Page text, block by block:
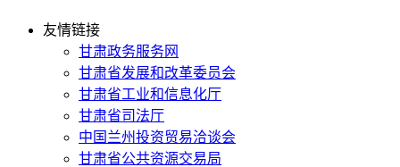
友情链接
甘肃政务服务网
甘肃省发展和改革委员会
甘肃省工业和信息化厅
甘肃省司法厅
中国兰州投资贸易洽谈会
甘肃省公共资源交易局